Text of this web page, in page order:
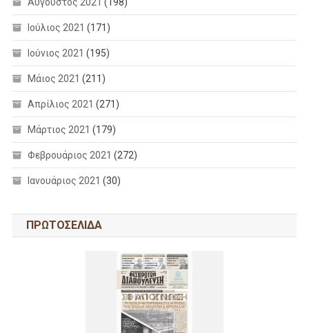
Ιούλιος 2021 (171)
Ιούνιος 2021 (195)
Μάιος 2021 (211)
Απρίλιος 2021 (271)
Μάρτιος 2021 (179)
Φεβρουάριος 2021 (272)
Ιανουάριος 2021 (30)
ΠΡΩΤΟΣΕΛΙΔΑ